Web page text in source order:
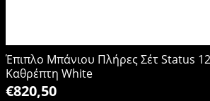
Έπιπλο Μπάνιου Πλήρες Σέτ Status
Καθρέπτη White
€820,50